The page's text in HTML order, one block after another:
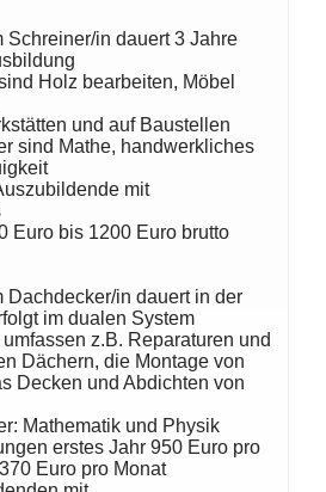
Schreiner/in dauert 3 Jahre
Holz bearbeiten, Möbel
und auf Baustellen
sind Mathe, handwerkliches
mit
Euro bis 1200 Euro brutto
Dachdecker/in dauert in der
im dualen System
z.B. Reparaturen und
Dächern, die Montage von
Decken und Abdichten von
Mathematik und Physik
erstes Jahr 950 Euro pro
Euro pro Monat